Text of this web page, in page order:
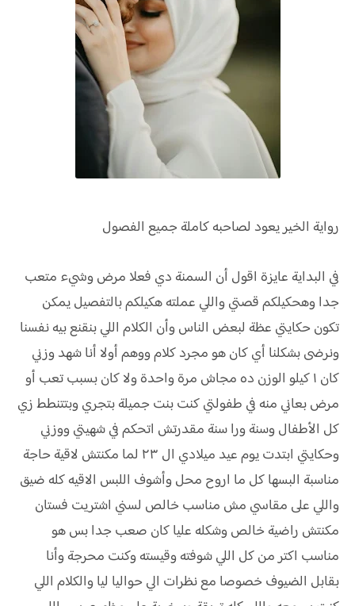
رواية الخير يعود لصاحبه كاملة جميع الفصول
في البداية عايزة اقول أن السمنة دي فعلا مرض وشيء متعب
جدا وهحكيلكم قصتي واللي عملته هكيلكم بالتفصيل يمكن
تكون حكايتي عظة لبعض الناس وأن الكلام اللي بنقنع بيه نفسنا
ونرضى بشكلنا أي كان هو مجرد كلام ووهم أولا أنا شهد وزني
كان ١ كيلو الوزن ده مجاش مرة واحدة ولا كان بسبب تعب أو
مرض بعاني منه في طفولتي كنت بنت جميلة بتجري وبتتنطط زي
كل الأطفال وسنة ورا سنة مقدرتش اتحكم في شهيتي ووزني
وحكايتي ابتدت يوم عيد ميلادي ال ٢٣ لما مكنتش لاقية حاجة
مناسبة البسها كل ما اروح محل وأشوف اللبس الاقيه كله ضيق
واللي على مقاسي مش مناسب خالص لسني اشتريت فستان
مكنتش راضية خالص وشكله عليا كان صعب جدا بس هو
مناسب اكتر من كل اللي شوفته وقيسته وكنت محرجة وأنا
بقابل الضيوف خصوصا مع نظرات الي حواليا ليا والكلام اللي